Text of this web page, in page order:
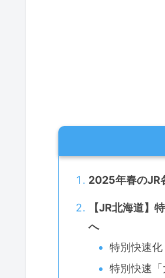
2025年春のJR
【JR北海道】
へ
特別快速
特別快速